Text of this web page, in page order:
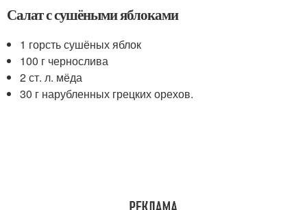
Салат с сушёными яблоками
1 горсть сушёных яблок
100 г чернослива
2 ст. л. мёда
30 г нарубленных грецких орехов.